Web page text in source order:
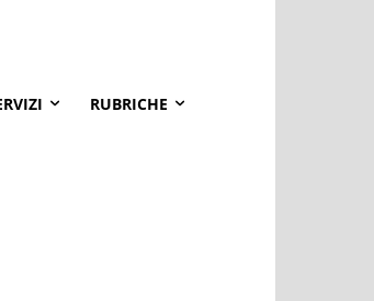
RUBRICHE